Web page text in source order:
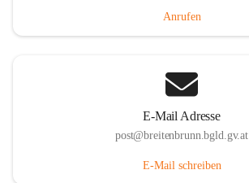
Anrufen
E-Mail Adresse
post@breitenbrunn.bgld.gv.at
E-Mail schreiben